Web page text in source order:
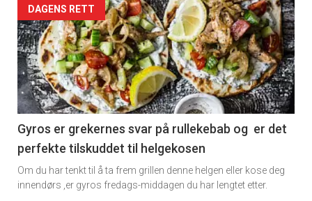
Artikler
detail
-
section
11
Dagens
rett
DAGENS RETT
Gyros er grekernes svar på rullekebab og er det
perfekte tilskuddet til helgekosen
Om du har tenkt til å ta frem grillen denne helgen eller kose deg
innendørs ,er gyros fredags-middagen du har lengtet etter.